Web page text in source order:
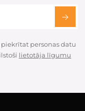
personas datu
lietotāja līgumu